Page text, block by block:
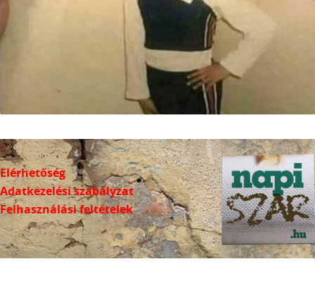
Elérhetőség
Adatkezelési szabályzat
Felhasználási feltételek